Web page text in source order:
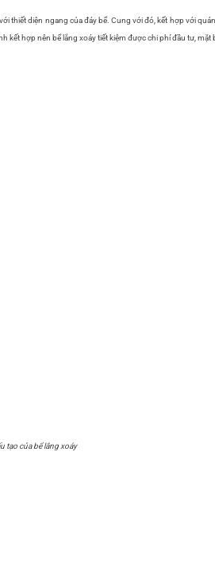
diện ngang của đáy bể. Cung với đó, kết hợp với
hợp nên bể lắng xoáy tiết kiệm được chi phí đầu tư, mặt
tạo của bể lắng xoáy